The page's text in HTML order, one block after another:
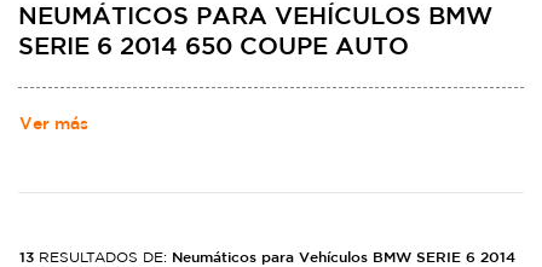
NEUMÁTICOS PARA VEHÍCULOS BMW
SERIE 6 2014 650 COUPE AUTO
Ver más
13 RESULTADOS DE: Neumáticos para Vehículos BMW SERIE 6 2014